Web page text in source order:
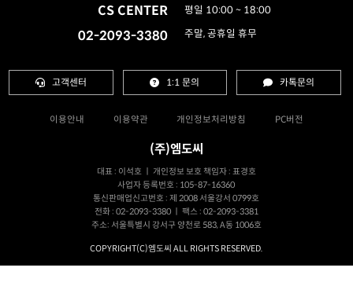
CS CENTER
02-2093-3380
평일 10:00 ~ 18:00
주말, 공휴일 휴무
고객센터 1:1 문의 카톡문의
이용안내 이용약관 개인정보처리방침 PC버전
(주)엠도씨
대표 : 이석호 ㅣ 개인정보 보호 책임자 : 표경호
사업자 등록번호 : 105-87-16360
통신판매업신고번호 : 제 2008 서울강서 0799호
전화 : 02-2093-3380 ㅣ 팩스 : 02-2093-3381
주소: 서울특별시 강서구 양천로 583, A동 1006호
COPYRIGHT(C)엠도씨 ALL RIGHTS RESERVED.